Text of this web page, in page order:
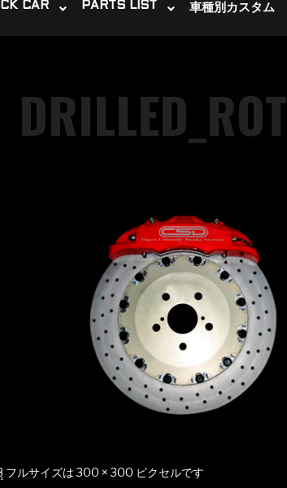
CAR PARTS LIST 車種別カスタム
フルサイズは300 × 300 ピクセルです